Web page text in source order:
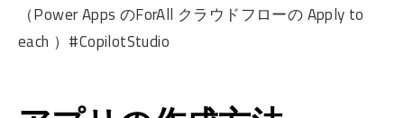
（Power Apps のForAll クラウドフローの Apply to
each ）#CopilotStudio